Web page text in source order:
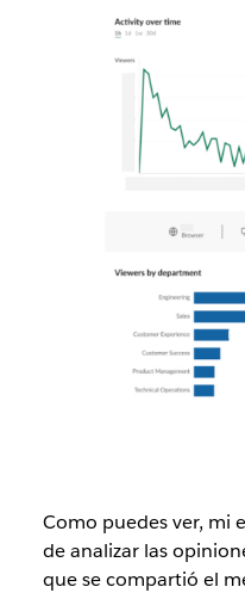
Como puedes ver, mi
de analizar las
que se compartió el